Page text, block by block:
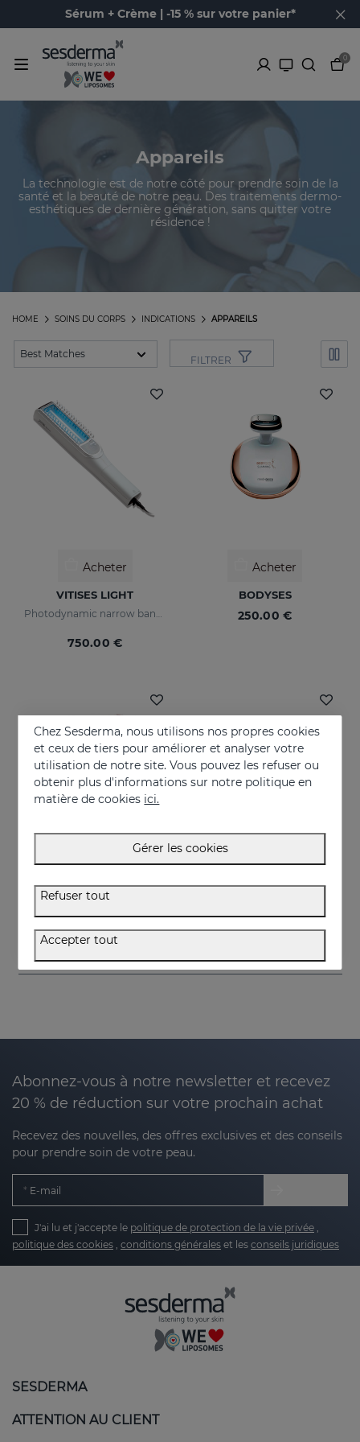
Sérum + Crème | -15 % sur votre panier*
0
Appareils
La technologie est de notre côté pour prendre soin de la
santé et la beauté de notre peau. Des traitements dermo-
esthétiques de dernière génération, sans quitter votre
résidence !
APPAREILS
INDICATIONS
SOINS DU CORPS
HOME
FILTRER
Acheter
VITISES LIGHT
Photodynamic narrow bandwidth therapy device
750.00 €
Acheter
BODYSES
250.00 €
350.00 € 350.00 €
Abonnez-vous à notre newsletter et recevez
20 % de réduction sur votre prochain achat
Recevez des nouvelles, des offres exclusives et des conseils
pour prendre soin de votre peau.
E-mail
J'ai lu et j'accepte le politique de protection de la vie privée
politique des cookies conditions générales et les conseils juridiques
SESDERMA
ATTENTION AU CLIENT
Chez Sesderma, nous utilisons nos propres cookies
et ceux de tiers pour améliorer et analyser votre
utilisation de notre site. Vous pouvez les refuser ou
obtenir plus d'informations sur notre politique en
matière de cookies ici.
Gérer les cookies
Refuser tout
Accepter tout